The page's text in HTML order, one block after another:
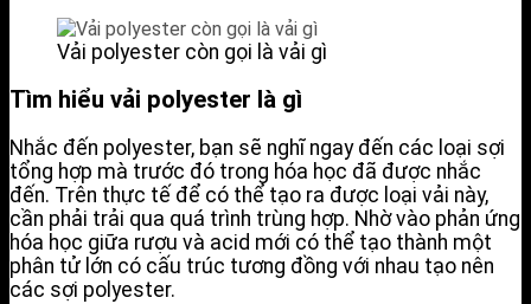
Vải polyester còn gọi là vải gì
Tìm hiểu vải polyester là gì
Nhắc đến polyester, bạn sẽ nghĩ ngay đến các loại sợi
tổng hợp mà trước đó trong hóa học đã được nhắc
đến. Trên thực tế để có thể tạo ra được loại vải này,
cần phải trải qua quá trình trùng hợp. Nhờ vào phản ứng
hóa học giữa rượu và acid mới có thể tạo thành một
phân tử lớn có cấu trúc tương đồng với nhau tạo nên
các sợi polyester.